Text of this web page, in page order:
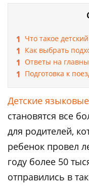
Что такое
Как выбрать
Ответы на
Подготовка к
Детские
становятся все
для родителей,
ребенок провел
году более 50
отправились в